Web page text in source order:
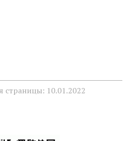
страницы: 10.01.2022